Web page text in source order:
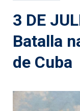
3 DE
Batalla
de Cuba